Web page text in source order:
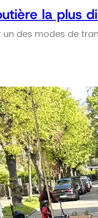
la plus
un des modes de